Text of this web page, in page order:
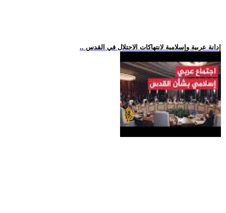
.. إدانة عربية وإسلامية لانتهاكات الاحتلال في القدس